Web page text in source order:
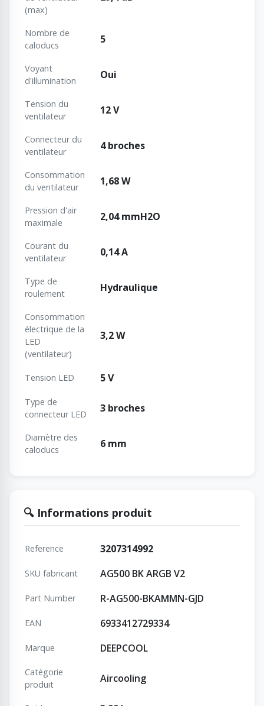
(max)
Nombre de
caloducs
5
Voyant
d'illumination
Oui
Tension du
ventilateur
12 V
Connecteur du
ventilateur
4 broches
Consommation
du ventilateur
1,68 W
Pression d'air
maximale
2,04 mmH2O
Courant du
ventilateur
0,14 A
Type de
roulement
Hydraulique
Consommation
électrique de la
LED
(ventilateur)
3,2 W
Tension LED 5 V
Type de
connecteur LED
3 broches
Diamètre des
caloducs
6 mm
🔍 Informations produit
Reference 3207314992
SKU fabricant AG500 BK ARGB V2
Part Number R-AG500-BKAMMN-GJD
EAN 6933412729334
Marque DEEPCOOL
Catégorie
produit
Aircooling